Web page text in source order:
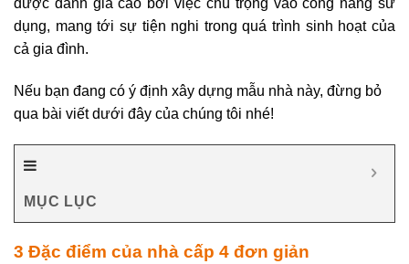
được đánh giá cao bởi việc chú trọng vào công năng sử
dụng, mang tới sự tiện nghi trong quá trình sinh hoạt của
cả gia đình.
Nếu bạn đang có ý định xây dựng mẫu nhà này, đừng bỏ
qua bài viết dưới đây của chúng tôi nhé!
MỤC LỤC
3 Đặc điểm của nhà cấp 4 đơn giản